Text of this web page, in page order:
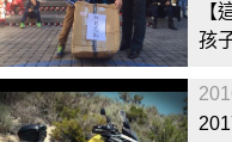
【
孩